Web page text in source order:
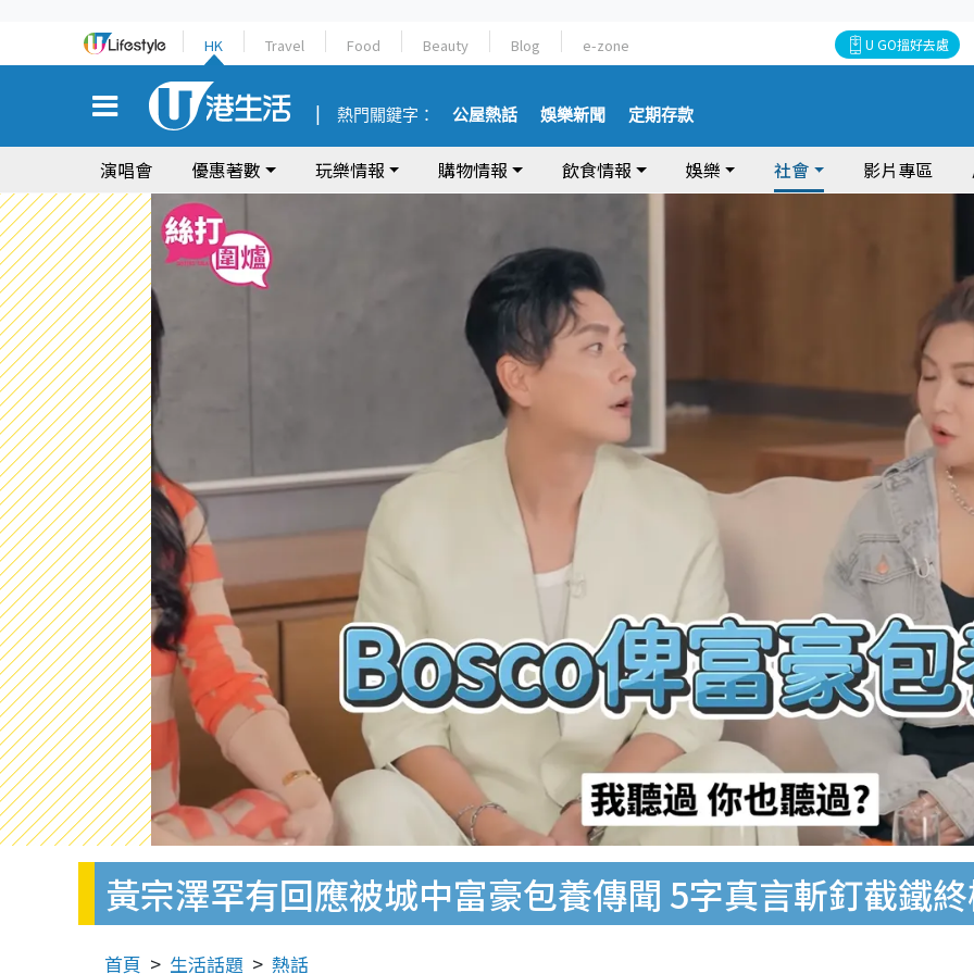
HK Travel Food Beauty Blog e-zone U GO搵好去處
熱門關鍵字： 公屋熱話 娛樂新聞 定期存款
演唱會 優惠著數 玩樂情報 購物情報 飲食情報 娛樂 社會 影片專區
黃宗澤罕有回應被城中富豪包養傳聞 5字真言斬釘截鐵
首頁 生活話題 熱話